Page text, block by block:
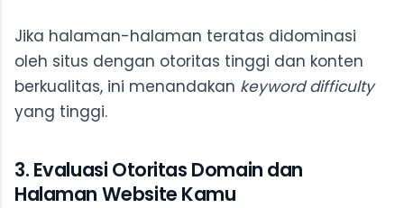
Jika halaman-halaman teratas didominasi
oleh situs dengan otoritas tinggi dan konten
berkualitas, ini menandakan keyword difficulty
yang tinggi.
3. Evaluasi Otoritas Domain dan
Halaman Website Kamu